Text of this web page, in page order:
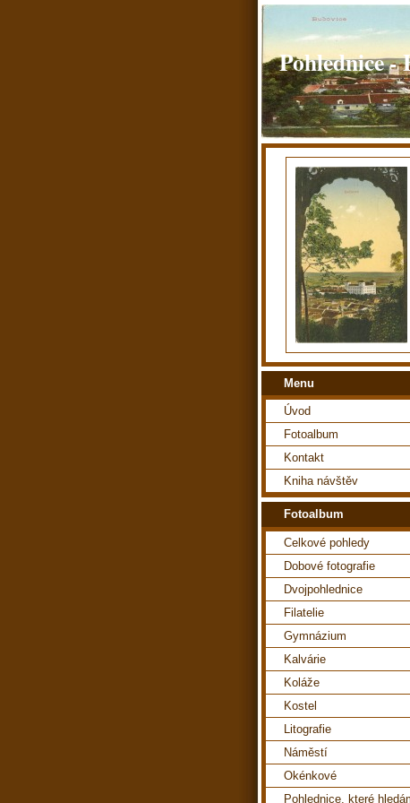
Pohlednice -
Menu
Úvod
Fotoalbum
Kontakt
Kniha návštěv
Fotoalbum
Celkové pohledy
Dobové fotografie
Dvojpohlednice
Filatelie
Gymnázium
Kalvárie
Koláže
Kostel
Litografie
Náměstí
Okénkové
Pohlednice, které